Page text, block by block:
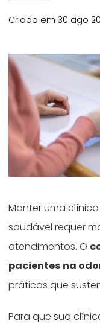
Criado em 30 ago
Manter uma
saudável requer
atendimentos. O
pacientes na
práticas que
Para que sua